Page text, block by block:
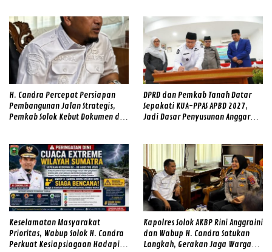
H. Candra Percepat Persiapan
Pembangunan Jalan Strategis,
Pemkab Solok Kebut Dokumen dan
DPRD dan Pemkab Tanah Datar
Sepakati KUA-PPAS APBD 2027,
Jadi Dasar Penyusunan Anggaran
Keselamatan Masyarakat
Prioritas, Wabup Solok H. Candra
Perkuat Kesiapsiagaan Hadapi
Kapolres Solok AKBP Rini Anggraini
dan Wabup H. Candra Satukan
Langkah, Gerakan Jaga Warga